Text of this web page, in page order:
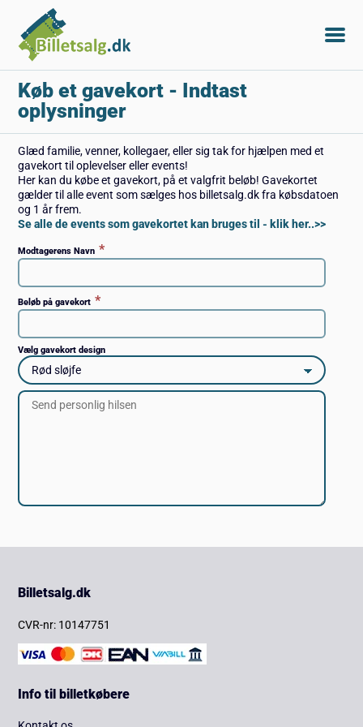
Køb et gavekort - Indtast
oplysninger
Glæd familie, venner, kollegaer, eller sig tak for hjælpen med et
gavekort til oplevelser eller events!
Her kan du købe et gavekort, på et valgfrit beløb! Gavekortet
gælder til alle event som sælges hos billetsalg.dk fra købsdatoen
og 1 år frem.
Se alle de events som gavekortet kan bruges til - klik her..>>
Modtagerens Navn *
Beløb på gavekort *
Vælg gavekort design
Billetsalg.dk
CVR-nr: 10147751
Info til billetkøbere